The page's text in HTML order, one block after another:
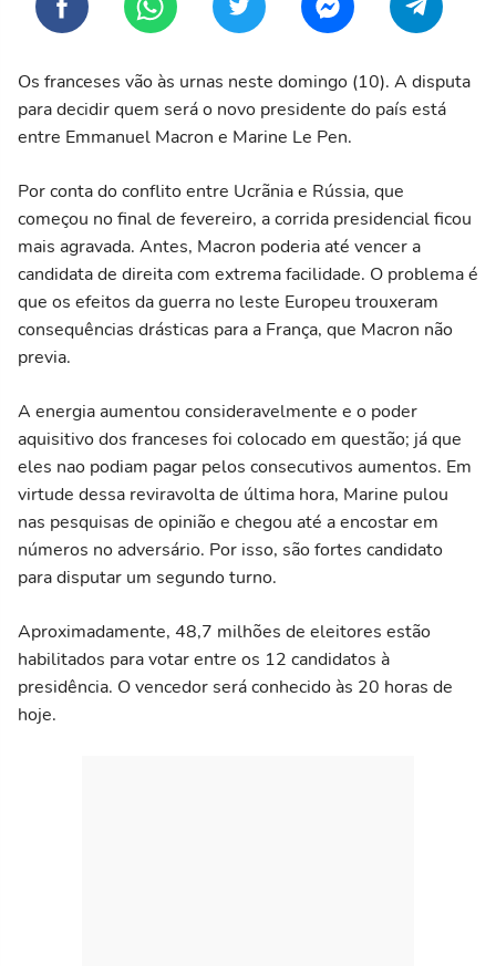
Os franceses vão às urnas neste domingo (10). A disputa
para decidir quem será o novo presidente do país está
entre Emmanuel Macron e Marine Le Pen.
Por conta do conflito entre Ucrãnia e Rússia, que
começou no final de fevereiro, a corrida presidencial ficou
mais agravada. Antes, Macron poderia até vencer a
candidata de direita com extrema facilidade. O problema é
que os efeitos da guerra no leste Europeu trouxeram
consequências drásticas para a França, que Macron não
previa.
A energia aumentou consideravelmente e o poder
aquisitivo dos franceses foi colocado em questão; já que
eles nao podiam pagar pelos consecutivos aumentos. Em
virtude dessa reviravolta de última hora, Marine pulou
nas pesquisas de opinião e chegou até a encostar em
números no adversário. Por isso, são fortes candidato
para disputar um segundo turno.
Aproximadamente, 48,7 milhões de eleitores estão
habilitados para votar entre os 12 candidatos à
presidência. O vencedor será conhecido às 20 horas de
hoje.